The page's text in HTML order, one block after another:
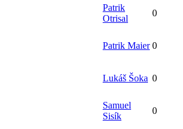
Patrik
Otrisal
0
Patrik Maier 0
Lukáš Šoka 0
Samuel
Sisík
0